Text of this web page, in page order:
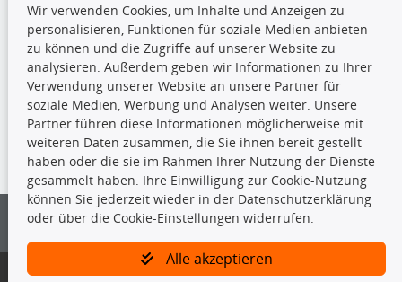
TecDoc Inside
Die hier angezeigten Daten insbesondere die gesamte Datenbank dürfen
nicht kopiert werden.
Es ist zu unterlassen, die Daten oder die gesamte Datenbank ohne
vorherige Zustimmung von TecDoc zu vervielfältigen, zu verbreiten
und/oder diese Handlungen durch Dritte ausführen zu lassen. Ein
Bitte prüfen Sie, ob das über unseren Onlineshop identifizierte Ersatzteil
Wir verwenden Cookies, um Inhalte und Anzeigen zu
personalisieren, Funktionen für soziale Medien anbieten
zu können und die Zugriffe auf unserer Website zu
analysieren. Außerdem geben wir Informationen zu Ihrer
Verwendung unserer Website an unsere Partner für
soziale Medien, Werbung und Analysen weiter. Unsere
Partner führen diese Informationen möglicherweise mit
weiteren Daten zusammen, die Sie ihnen bereit gestellt
haben oder die sie im Rahmen Ihrer Nutzung der Dienste
gesammelt haben. Ihre Einwilligung zur Cookie-Nutzung
können Sie jederzeit wieder in der Datenschutzerklärung
oder über die Cookie-Einstellungen widerrufen.
Alle akzeptieren